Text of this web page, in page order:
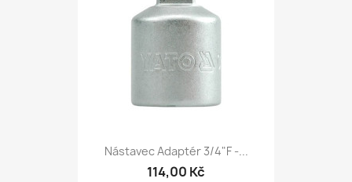
Nástavec Adaptér 3/4"F -...
114,00 Kč